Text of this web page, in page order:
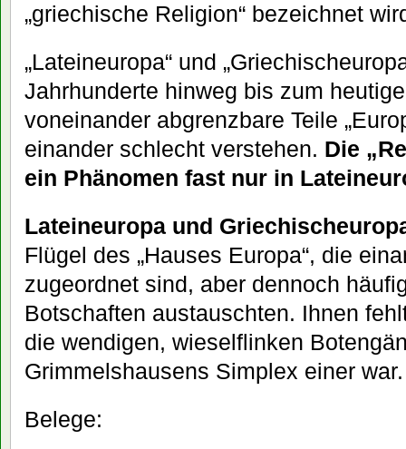
„griechische Religion“ bezeichnet
„Lateineuropa“ und
Jahrhunderte hinweg bis zum
voneinander abgrenzbare Teile
einander schlecht verstehen. Die
ein Phänomen fast nur in
Lateineuropa und
Flügel des „Hauses Europa“, die
zugeordnet sind, aber dennoch
Botschaften austauschten. Ihnen
die wendigen, wieselflinken
Grimmelshausens Simplex einer war.
Belege: